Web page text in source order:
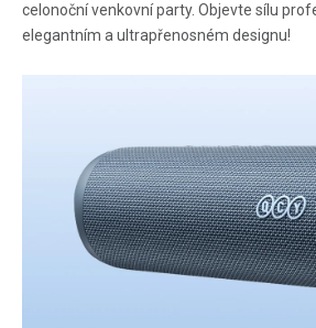
celonoční venkovní party. Objevte sílu
elegantním a ultrapřenosném designu!